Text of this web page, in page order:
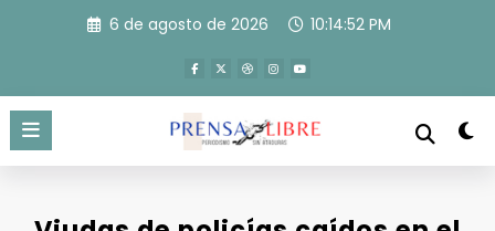
6 de agosto de 2026 10:14:53 PM